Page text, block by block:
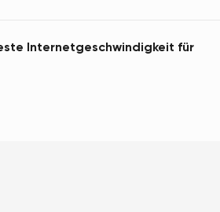
Internetgeschwindigkeit für